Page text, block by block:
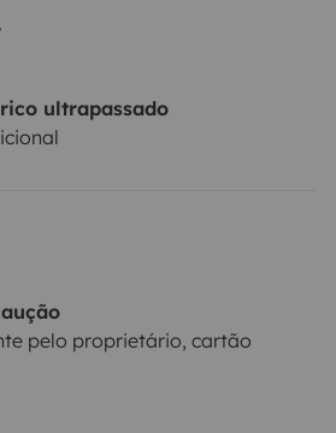
ultrapassado
pelo proprietário, cartão